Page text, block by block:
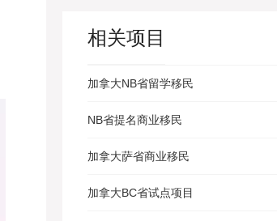
相关项目
加拿大NB省留学移民
NB省提名商业移民
加拿大萨省商业移民
加拿大BC省试点项目